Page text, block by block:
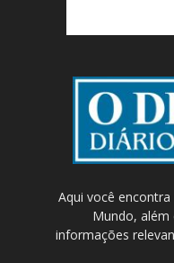
Aqui você
Mundo, além
informações